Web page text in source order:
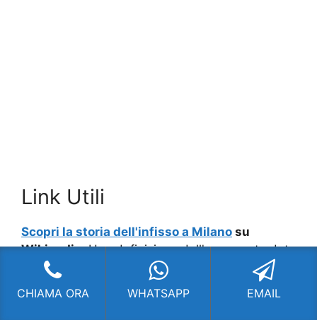
Link Utili
Scopri la storia dell'infisso a Milano su
Wikipedia: Una definizione dell'argomento data
dalla famosa enciclopedia on line.
Serramenti Rovereto Milano ,
CHIAMA ORA WHATSAPP EMAIL